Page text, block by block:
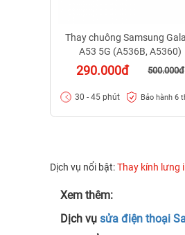
Thay chuông Samsung
A53 5G (A536B, A5360)
290.000đ 500.000đ
30 - 45 phút Bảo hành 6
Dịch vụ nổi bật:Thay kính lưng
Xem thêm:
Dịch vụ sửa điện thoại